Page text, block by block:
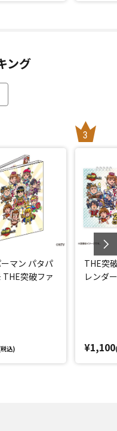
ング
ーマン パタパ
THE突破ファ
込)
THE突
レンダ
¥1,100